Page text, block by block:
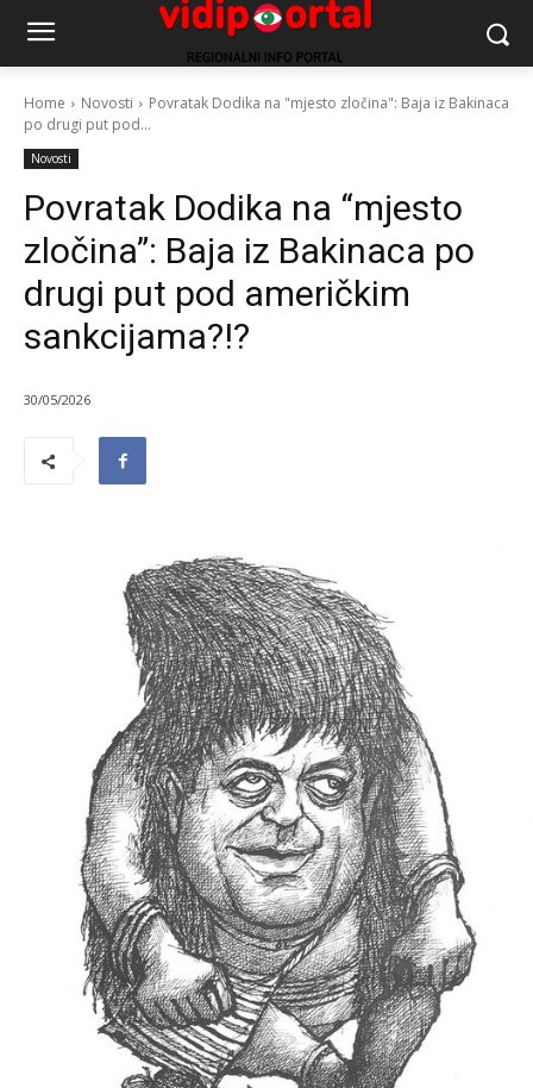
Home Novosti
Povratak Dodika na "mjesto zločina": Baja iz Bakinaca
po drugi put pod...
Novosti
Povratak Dodika na “mjesto
zločina”: Baja iz Bakinaca po
drugi put pod američkim
sankcijama?!?
30/05/2026